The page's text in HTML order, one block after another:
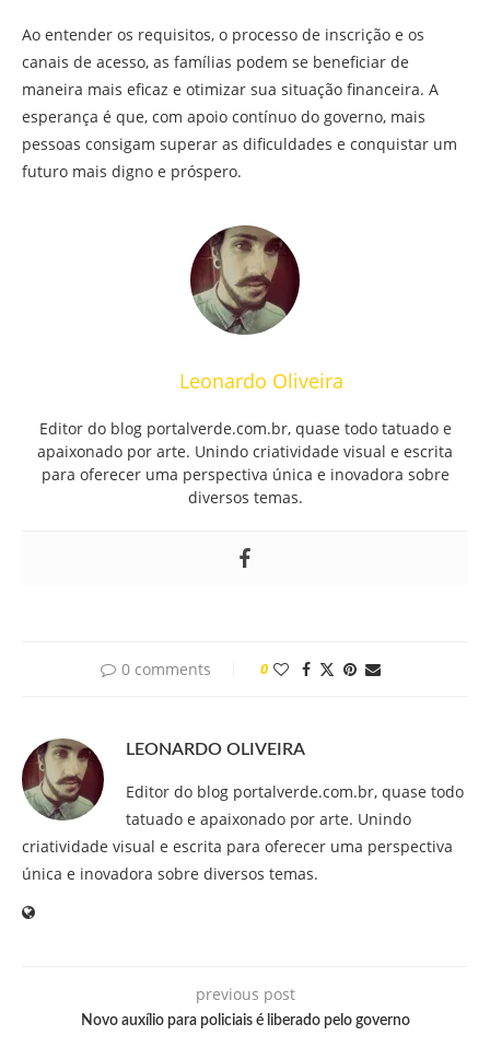
Ao entender os requisitos, o processo de inscrição e os
canais de acesso, as famílias podem se beneficiar de
maneira mais eficaz e otimizar sua situação financeira. A
esperança é que, com apoio contínuo do governo, mais
pessoas consigam superar as dificuldades e conquistar um
futuro mais digno e próspero.
Leonardo Oliveira
Editor do blog portalverde.com.br, quase todo tatuado e
apaixonado por arte. Unindo criatividade visual e escrita
para oferecer uma perspectiva única e inovadora sobre
diversos temas.
0 comments 0
LEONARDO OLIVEIRA
Editor do blog portalverde.com.br, quase todo
tatuado e apaixonado por arte. Unindo
criatividade visual e escrita para oferecer uma perspectiva
única e inovadora sobre diversos temas.
previous post
Novo auxílio para policiais é liberado pelo governo